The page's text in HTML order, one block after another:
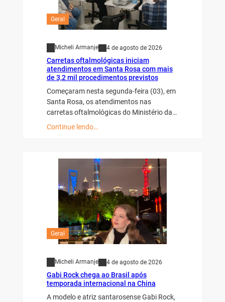
Geral
Micheli Armanje 4 de agosto de 2026
Carretas oftalmológicas iniciam
atendimentos em Santa Rosa com mais
de 3,2 mil procedimentos previstos
Começaram nesta segunda-feira (03), em
Santa Rosa, os atendimentos nas
carretas oftalmológicas do Ministério da…
Continue lendo…
Geral
Micheli Armanje 4 de agosto de 2026
Gabi Rock chega ao Brasil após
temporada internacional na China
A modelo e atriz santarosense Gabi Rock,